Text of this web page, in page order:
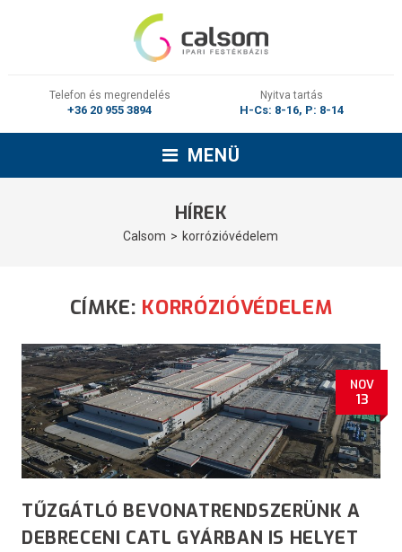
Telefon és megrendelés
+36 20 955 3894
Nyitva tartás
H-Cs: 8-16, P: 8-14
MENÜ
HÍREK
Calsom korrózióvédelem
CÍMKE: KORRÓZIÓVÉDELEM
NOV
13
TŰZGÁTLÓ BEVONATRENDSZERÜNK A
DEBRECENI CATL GYÁRBAN IS HELYET